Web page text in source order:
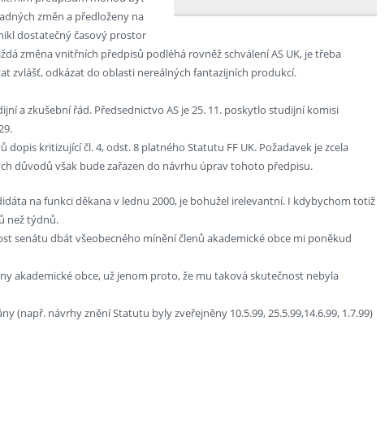
změn a předloženy na
dostatečný časový prostor
změna vnitřních předpisů podléhá rovněž schválení AS UK, je třeba
zvlášť, odkázat do oblasti nereálných fantazijních produkcí.
a zkušební řád. Předsednictvo AS je 25. 11. poskytlo studijní komisi
kritizující čl. 4, odst. 8 platného Statutu FF UK. Požadavek je zcela
důvodů však bude zařazen do návrhu úprav tohoto předpisu.
na funkci děkana v lednu 2000, je bohužel irelevantní. I kdybychom totiž
než týdnů.
senátu dbát všeobecného mínění členů akademické obce mi poněkud
akademické obce, už jenom proto, že mu taková skutečnost nebyla
návrhy znění Statutu byly zveřejněny 10.5.99, 25.5.99,14.6.99, 1.7.99)